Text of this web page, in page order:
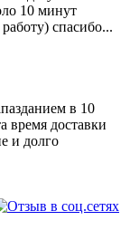
10 минут
спасибо...
в 10
время доставки
и долго